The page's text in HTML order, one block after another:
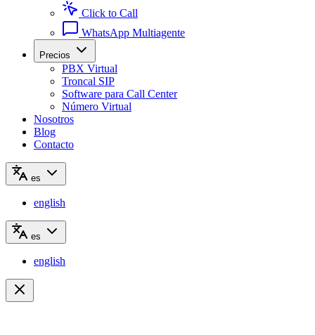
Click to Call
WhatsApp Multiagente
Precios
PBX Virtual
Troncal SIP
Software para Call Center
Número Virtual
Nosotros
Blog
Contacto
es
english
es
english